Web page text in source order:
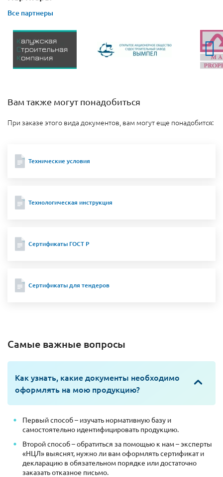
Все партнеры
Вам также могут понадобиться
При заказе этого вида документов, вам могут еще понадобится:
Технические условия
Технологическая инструкция
Сертификаты ГОСТ Р
Сертификаты для тендеров
Самые важные вопросы
Как узнать, какие документы необходимо
оформлять на мою продукцию?
Первый способ – изучать нормативную базу и
самостоятельно идентифицировать продукцию.
Второй способ – обратиться за помощью к нам – эксперты
«НЦЛ» выяснят, нужно ли вам оформлять сертификат и
декларацию в обязательном порядке или достаточно
заказать отказное письмо.